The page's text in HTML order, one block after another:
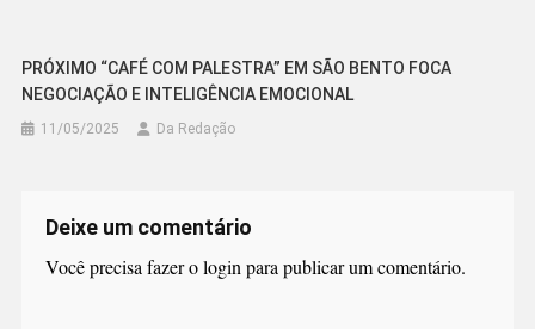
PRÓXIMO “CAFÉ COM PALESTRA” EM SÃO BENTO FOCA
NEGOCIAÇÃO E INTELIGÊNCIA EMOCIONAL
11/05/2025 Da Redação
Deixe um comentário
Você precisa fazer ologinpara publicar um comentário.